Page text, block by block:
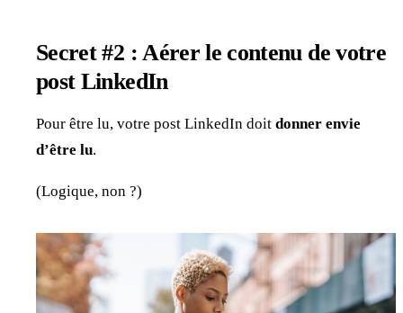
Secret #2 : Aérer le contenu de votre
post LinkedIn
Pour être lu, votre post LinkedIn doit donner envie
d’être lu.
(Logique, non ?)